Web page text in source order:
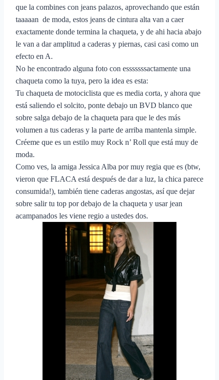
que la combines con jeans palazos, aprovechando que están
taaaaan de moda, estos jeans de cintura alta van a caer
exactamente donde termina la chaqueta, y de ahi hacia abajo
le van a dar amplitud a caderas y piernas, casi casi como un
efecto en A.
No he encontrado alguna foto con esssssssactamente una
chaqueta como la tuya, pero la idea es esta:
Tu chaqueta de motociclista que es media corta, y ahora que
está saliendo el solcito, ponte debajo un BVD blanco que
sobre salga debajo de la chaqueta para que le des más
volumen a tus caderas y la parte de arriba mantenla simple.
Créeme que es un estilo muy Rock n’ Roll que está muy de
moda.
Como ves, la amiga Jessica Alba por muy regia que es (btw,
vieron que FLACA está después de dar a luz, la chica parece
consumida!), también tiene caderas angostas, así que dejar
sobre salir tu top por debajo de la chaqueta y usar jean
acampanados les viene regio a ustedes dos.